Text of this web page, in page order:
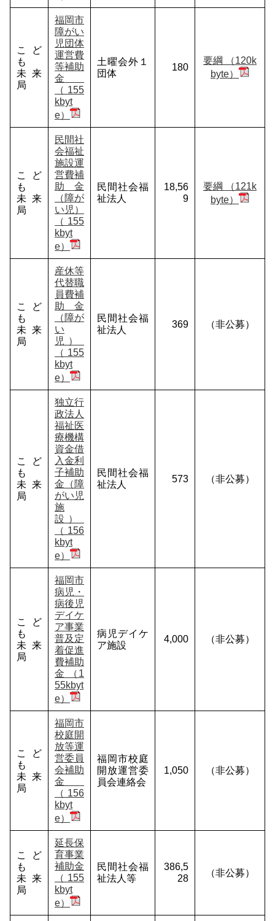
こど
も
未来
局
福岡市
障がい
児団体
運営費
等補助
金
（155
kbyt
e）
土曜会外１
団体
180
要綱 （120k
byte）
こど
も
未来
局
民間社
会福祉
施設運
営費補
助金
（障が
い児）
（155
kbyt
e）
民間社会福
祉法人
18,56
9
要綱 （121k
byte）
こど
も
未来
局
産休等
代替職
員費補
助金
（障が
い
児）
（155
kbyt
e）
民間社会福
祉法人
369 （非公募）
こど
も
未来
局
独立行
政法人
福祉医
療機構
資金借
入金利
子補助
金（障
がい児
施
設）
（156
kbyt
e）
民間社会福
祉法人
573 （非公募）
こど
も
未来
局
福岡市
病児・
病後児
デイケ
ア事業
普及定
着促進
費補助
金 （1
55kbyt
e）
病児デイケ
ア施設
4,000 （非公募）
こど
も
未来
局
福岡市
校庭開
放等運
営委員
会補助
金
（156
kbyt
e）
福岡市校庭
開放運営委
員会連絡会
1,050 （非公募）
こど
も
未来
局
延長保
育事業
補助金
（155
kbyt
e）
民間社会福
祉法人等
386,5
28
（非公募）